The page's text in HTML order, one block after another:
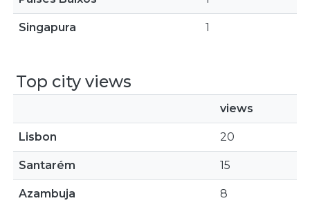
Singapura 1
Top city views
views
Lisbon 20
Santarém 15
Azambuja 8